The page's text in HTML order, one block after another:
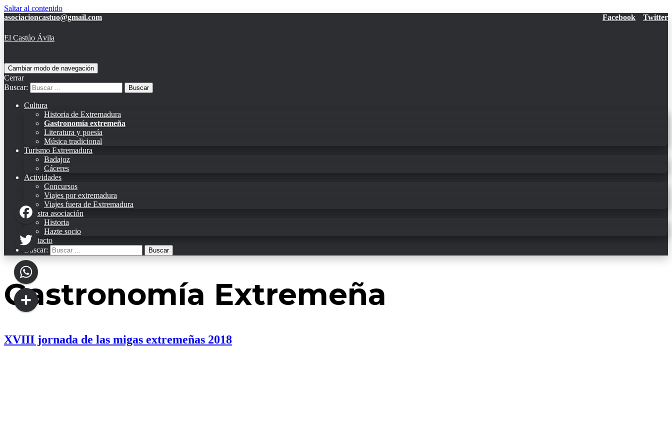
Saltar al contenido
asociacioncastuo@gmail.com
Facebook Twitter
El Castúo Ávila
Cambiar modo de navegación
Cerrar
Buscar:
Cultura
Historia de Extremadura
Gastronomía extremeña
Literatura y poesía
Música tradicional
Turismo Extremadura
Badajoz
Cáceres
Actividades
Concursos
Viajes por extremadura
Viajes fuera de Extremadura
Nuestra asociación
Historia
Hazte socio
Contacto
Buscar:
Gastronomía Extremeña
XVIII jornada de las migas extremeñas 2018
Facebook
Twitter
WhatsApp